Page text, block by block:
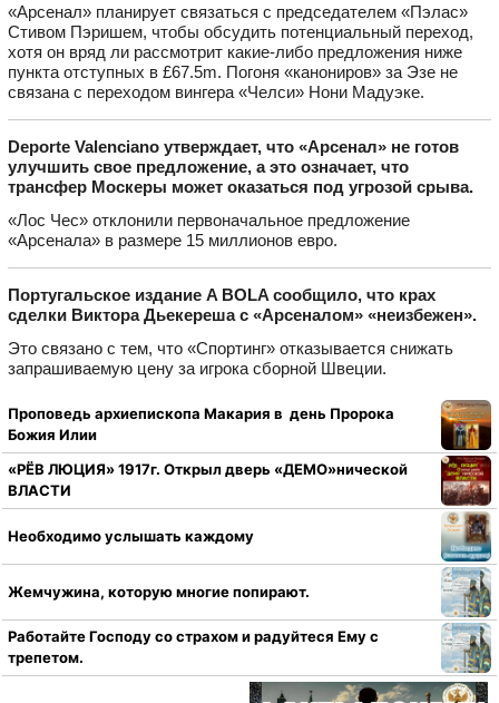
«Арсенал» планирует связаться с председателем «Пэлас»
Стивом Пэришем, чтобы обсудить потенциальный переход,
хотя он вряд ли рассмотрит какие-либо предложения ниже
пункта отступных в £67.5m. Погоня «канониров» за Эзе не
связана с переходом вингера «Челси» Нони Мадуэке.
Deporte Valenciano утверждает, что «Арсенал» не готов
улучшить свое предложение, а это означает, что
трансфер Москеры может оказаться под угрозой срыва.
«Лос Чес» отклонили первоначальное предложение
«Арсенала» в размере 15 миллионов евро.
Португальское издание A BOLA сообщило, что крах
сделки Виктора Дьекереша с «Арсеналом» «неизбежен».
Это связано с тем, что «Спортинг» отказывается снижать
запрашиваемую цену за игрока сборной Швеции.
Проповедь архиепископа Макария в день Пророка
Божия Илии
«РЁВ ЛЮЦИЯ» 1917г. Открыл дверь «ДЕМО»нической
ВЛАСТИ
Необходимо услышать каждому
Жемчужина, которую многие попирают.
Работайте Господу со страхом и радуйтеся Ему с
трепетом.